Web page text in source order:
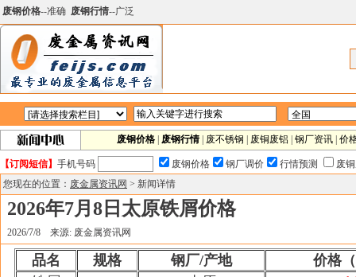
废钢价格--准确 废钢行情--广泛
废钢价格 废钢行情| 废不锈钢 废铜废铝 钢厂资讯 价
【订阅短信】 手机号码 废钢价格 钢厂调价 行情预测
废
您现在的位置： 废金属资讯网 > 新闻详情
2026年7月8日太原铁屑价格
2026/7/8 来源: 废金属资讯网
品名 规格 钢厂/产地
价格